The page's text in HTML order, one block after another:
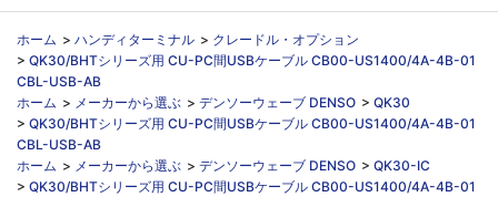
ホーム > ハンディターミナル > クレードル・オプション
> QK30/BHTシリーズ用 CU-PC間USBケーブル CB00-US1400/4A-4B-01
CBL-USB-AB
ホーム > メーカーから選ぶ > デンソーウェーブ DENSO > QK30
> QK30/BHTシリーズ用 CU-PC間USBケーブル CB00-US1400/4A-4B-01
CBL-USB-AB
ホーム > メーカーから選ぶ > デンソーウェーブ DENSO > QK30-IC
> QK30/BHTシリーズ用 CU-PC間USBケーブル CB00-US1400/4A-4B-01